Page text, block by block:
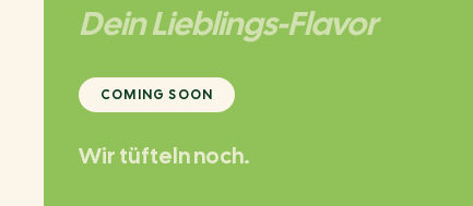
Dein Lieblings-Flavor
COMING SOON
Wir tüfteln noch.